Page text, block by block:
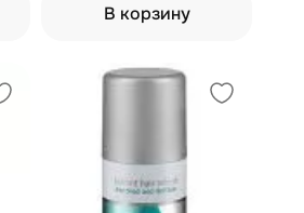
В корзину